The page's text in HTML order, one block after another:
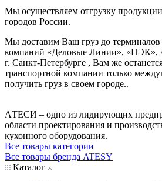
Мы осуществляем отгрузку
городов России.
Мы доставим Ваш груз до терминалов
компаний «Деловые Линии», «ПЭК»,
г. Санкт-Петербурге , Вам же
транспортной компании только
получить груз в своем городе..
AТЕСИ – одно из лидирующих
области проектирования и
кухонного оборудования.
Все товары категории
Все товары бренда ATESY
Каталог